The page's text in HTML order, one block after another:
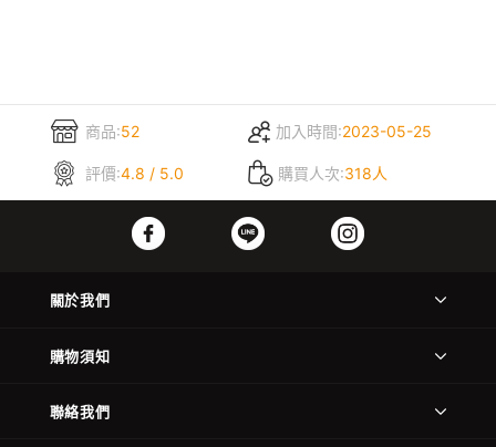
商品:52 加入時間:2023-05-25
評價:4.8 / 5.0 購買人次:318人
關於我們
購物須知
聯絡我們